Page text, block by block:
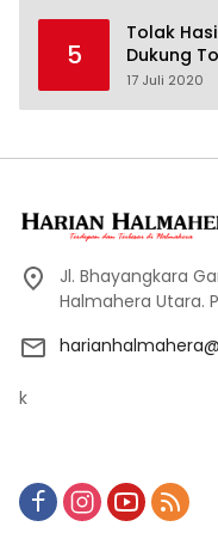
5
Tolak
Dukung
17 Juli 2020
Jl. Bhayangkara
Halmahera Utara.
k